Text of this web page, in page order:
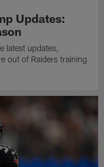
Updates:
latest updates,
out of Raiders training